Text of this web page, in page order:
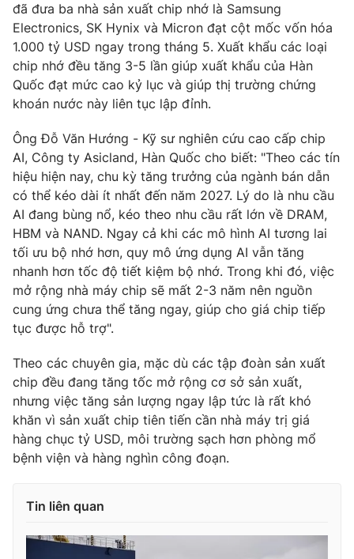
VTV Sức khoẻ Bất động sản
Thị trường 24h Tấm lòng Việt
VTV4 Vươn mình bằng AI
VTV9 VTV8
Liên hệ tòa soạn English
THỜI BÁO VTV
Theo dõi báo trên
Cơ quan chủ quản: Đài Truyền hình Việt Nam
Cơ quan báo chí:Thời báo VTV
Giấy phép hoạt động báo in và báo điện tử số 483/GP-BTTTT
cấp ngày 29/12/2023
Phó Tổng Biên tập:
Tổng đài VTV:024.38 355 931 - 024.38 355 932
đã đưa ba nhà sản xuất chip nhớ là Samsung
Electronics, SK Hynix và Micron đạt cột mốc vốn hóa
1.000 tỷ USD ngay trong tháng 5. Xuất khẩu các loại
chip nhớ đều tăng 3-5 lần giúp xuất khẩu của Hàn
Quốc đạt mức cao kỷ lục và giúp thị trường chứng
khoán nước này liên tục lập đỉnh.
Ông Đỗ Văn Hướng - Kỹ sư nghiên cứu cao cấp chip
AI, Công ty Asicland, Hàn Quốc cho biết: "Theo các tín
hiệu hiện nay, chu kỳ tăng trưởng của ngành bán dẫn
có thể kéo dài ít nhất đến năm 2027. Lý do là nhu cầu
AI đang bùng nổ, kéo theo nhu cầu rất lớn về DRAM,
HBM và NAND. Ngay cả khi các mô hình AI tương lai
tối ưu bộ nhớ hơn, quy mô ứng dụng AI vẫn tăng
nhanh hơn tốc độ tiết kiệm bộ nhớ. Trong khi đó, việc
mở rộng nhà máy chip sẽ mất 2-3 năm nên nguồn
cung ứng chưa thể tăng ngay, giúp cho giá chip tiếp
tục được hỗ trợ".
Theo các chuyên gia, mặc dù các tập đoàn sản xuất
chip đều đang tăng tốc mở rộng cơ sở sản xuất,
nhưng việc tăng sản lượng ngay lập tức là rất khó
khăn vì sản xuất chip tiên tiến cần nhà máy trị giá
hàng chục tỷ USD, môi trường sạch hơn phòng mổ
bệnh viện và hàng nghìn công đoạn.
Tin liên quan